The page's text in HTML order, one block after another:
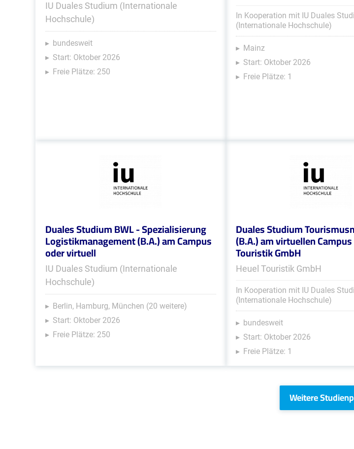
IU Duales Studium (Internationale
Hochschule)
bundesweit
Start: Oktober 2026
Freie Plätze: 250
In Kooperation mit IU Duales
(Internationale Hochschule)
Mainz
Start: Oktober 2026
Freie Plätze: 1
Duales Studium BWL - Spezialisierung
Logistikmanagement (B.A.) am Campus
oder virtuell
IU Duales Studium (Internationale
Hochschule)
Berlin, Hamburg, München (20 weitere)
Start: Oktober 2026
Freie Plätze: 250
Duales Studium
(B.A.) am virtuellen
Touristik GmbH
Heuel Touristik GmbH
In Kooperation mit IU Duales
(Internationale Hochschule)
bundesweit
Start: Oktober 2026
Freie Plätze: 1
Weitere